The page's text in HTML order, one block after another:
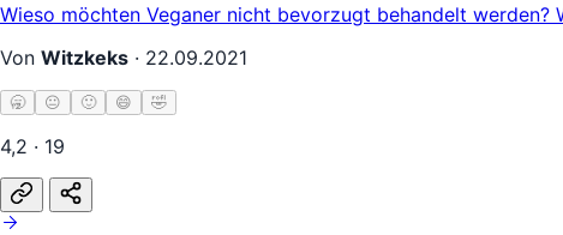
Wieso möchten Veganer nicht bevorzugt behandelt werden?
Von Witzkeks · 22.09.2021
🥱 😐 🙂 😄 🤣
4,2 · 19